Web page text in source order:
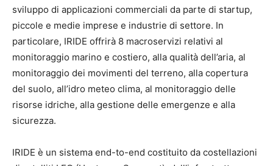
sviluppo di applicazioni commerciali da parte di startup,
piccole e medie imprese e industrie di settore. In
particolare, IRIDE offrirà 8 macroservizi relativi al
monitoraggio marino e costiero, alla qualità dell’aria, al
monitoraggio dei movimenti del terreno, alla copertura
del suolo, all’idro meteo clima, al monitoraggio delle
risorse idriche, alla gestione delle emergenze e alla
sicurezza.
IRIDE è un sistema end-to-end costituito da costellazioni